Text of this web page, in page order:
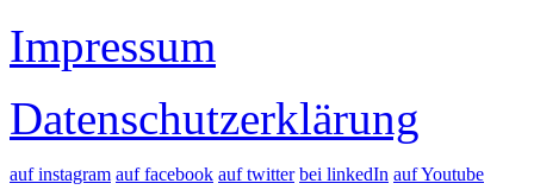
Impressum
Datenschutzerklärung
auf instagram auf facebook auf twitter bei linkedIn auf Youtube